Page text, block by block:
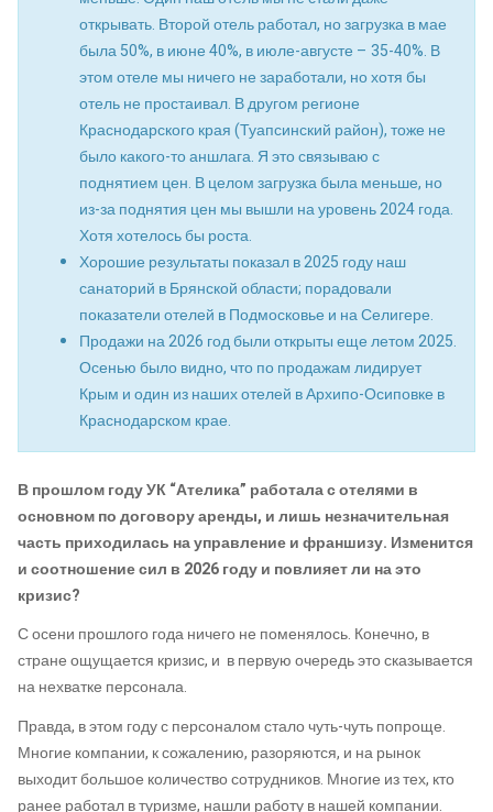
открывать. Второй отель работал, но загрузка в мае
была 50%, в июне 40%, в июле-августе – 35-40%. В
этом отеле мы ничего не заработали, но хотя бы
отель не простаивал. В другом регионе
Краснодарского края (Туапсинский район), тоже не
было какого-то аншлага. Я это связываю с
поднятием цен. В целом загрузка была меньше, но
из-за поднятия цен мы вышли на уровень 2024 года.
Хотя хотелось бы роста.
Хорошие результаты показал в 2025 году наш
санаторий в Брянской области; порадовали
показатели отелей в Подмосковье и на Селигере.
Продажи на 2026 год были открыты еще летом 2025.
Осенью было видно, что по продажам лидирует
Крым и один из наших отелей в Архипо-Осиповке в
Краснодарском крае.
В прошлом году УК “Ателика” работала с отелями в
основном по договору аренды, и лишь незначительная
часть приходилась на управление и франшизу. Изменится
и соотношение сил в 2026 году и повлияет ли на это
кризис?
С осени прошлого года ничего не поменялось. Конечно, в
стране ощущается кризис, и в первую очередь это сказывается
на нехватке персонала.
Правда, в этом году с персоналом стало чуть-чуть попроще.
Многие компании, к сожалению, разоряются, и на рынок
выходит большое количество сотрудников. Многие из тех, кто
ранее работал в туризме, нашли работу в нашей компании.